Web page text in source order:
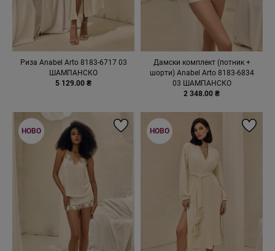
Риза Anabel Arto 8183-6717 03
ШАМПАНСКО
5 129.00 ₴
Дамски комплект (потник +
шорти) Anabel Arto 8183-6834
03 ШАМПАНСКО
2 348.00 ₴
НОВО НОВО